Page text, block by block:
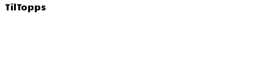
TilTopps